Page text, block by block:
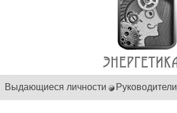
Выдающиеся личности Руководители